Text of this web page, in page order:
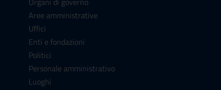
Aree amministrative
Uffici
Enti e fondazioni
Politici
Personale amministrativo
Luoghi